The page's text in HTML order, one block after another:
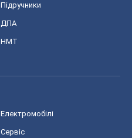
Підручники
ДПА
НМТ
Електромобілі
Сервіс